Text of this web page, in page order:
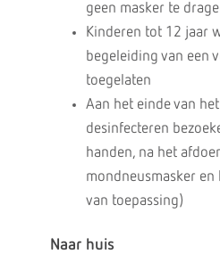
geen masker te
Kinderen tot 12 jaar
begeleiding van een
toegelaten
Aan het einde van
desinfecteren
handen, na het
mondneusmasker
van toepassing)
Naar huis